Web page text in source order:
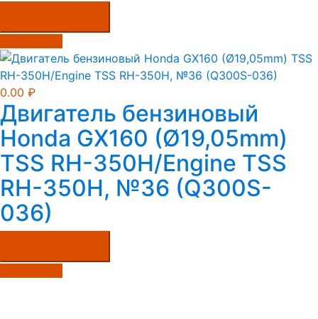
0.00 ₽
Двигатель бензиновый
Honda GX160 (Ø19,05mm)
TSS RH-350H/Engine TSS
RH-350H, №36 (Q300S-
036)